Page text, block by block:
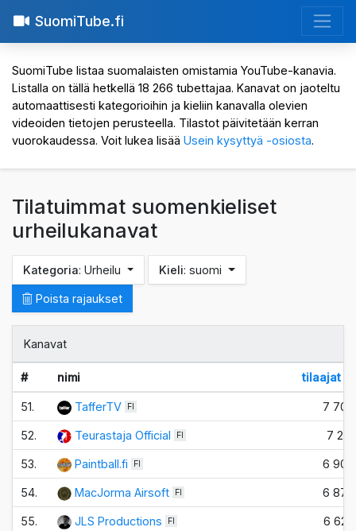
SuomiTube.fi
SuomiTube listaa suomalaisten omistamia YouTube-kanavia.
Listalla on tällä hetkellä 18 266 tubettajaa. Kanavat on jaoteltu
automaattisesti kategorioihin ja kieliin kanavalla olevien
videoiden tietojen perusteella. Tilastot päivitetään kerran
vuorokaudessa. Voit lukea lisää Usein kysyttyä -osiosta.
Tilatuimmat suomenkieliset
urheilukanavat
Kategoria: Urheilu Kieli: suomi
Poista rajaukset
Kanavat
# nimi tilaajat
51. TafferTV FI 7 700
52. Teurastaja Official FI 7 210
53. Paintball.fi FI 6 900
54. MacJorma Airsoft FI 6 870
55. JLS Productions FI 6 620